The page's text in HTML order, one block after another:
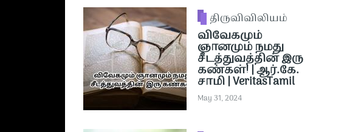
திருவிவிலியம்
விவேகமும்
ஞானமும் நமது
சீடத்துவத்தின் இரு
கண்கள்! | ஆர்.கே.
சாமி | VeritasTamil
May 31, 2024